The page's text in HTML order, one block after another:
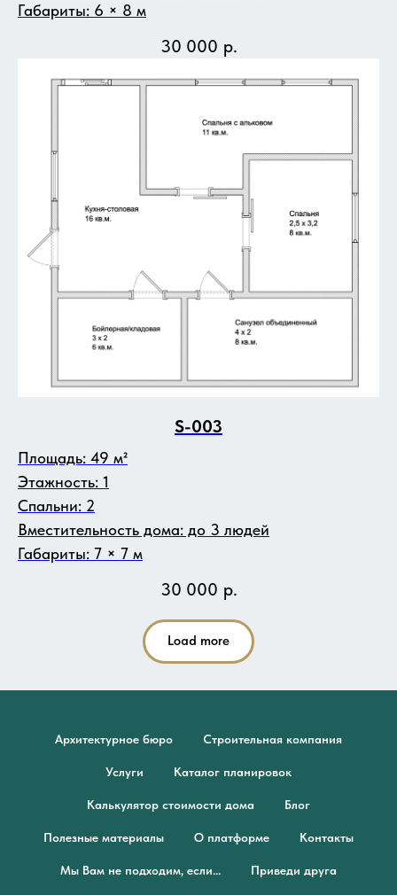
Габариты: 6 × 8 м
30 000 р.
S-003
Площадь: 49 м²
Этажность: 1
Спальни: 2
Вместительность дома: до 3 людей
Габариты: 7 × 7 м
30 000 р.
Load more
Архитектурное бюро Строительная компания
Услуги Каталог планировок
Калькулятор стоимости дома Блог
Полезные материалы О платформе Контакты
Мы Вам не подходим, если... Приведи друга